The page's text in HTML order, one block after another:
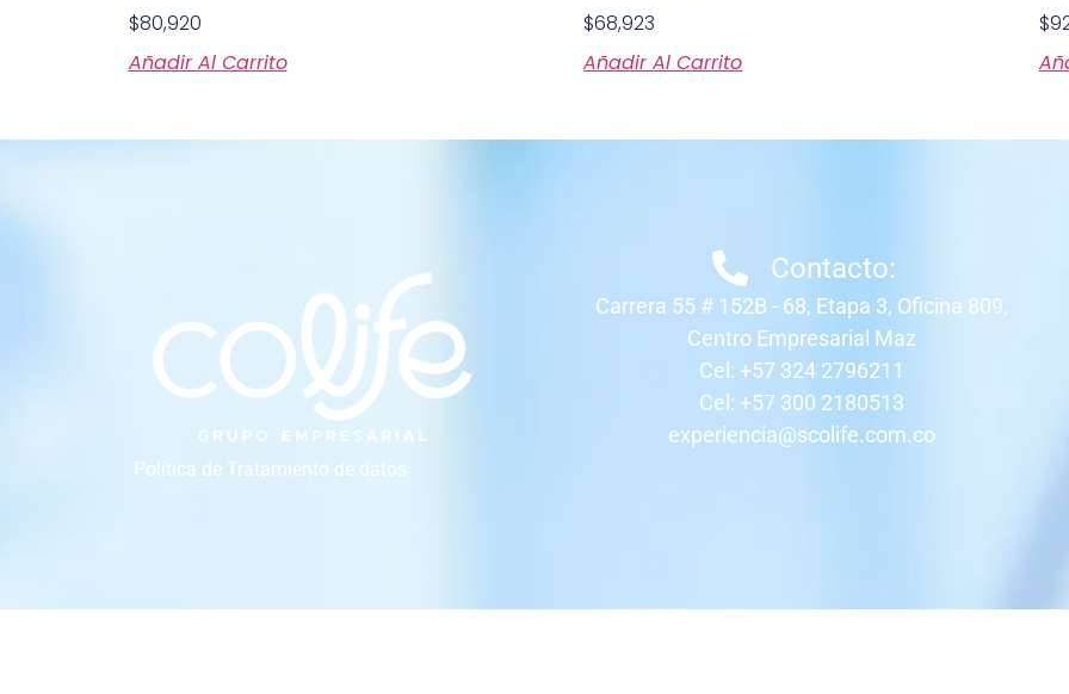
$80,920
Añadir Al Carrito
$68,923
Añadir Al Carrito
$
Política de Tratamiento de datos
Contacto:
Carrera 55 # 152B - 68, Etapa 3, Oficina 809,
Centro Empresarial Maz
Cel: +57 324 2796211
Cel: +57 300 2180513
experiencia@scolife.com.co